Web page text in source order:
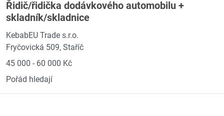
Řidič/řidička dodávkového automobilu +
skladník/skladnice
KebabEU Trade s.r.o.
Fryčovická 509, Staříč
45 000 - 60 000 Kč
Pořád hledají